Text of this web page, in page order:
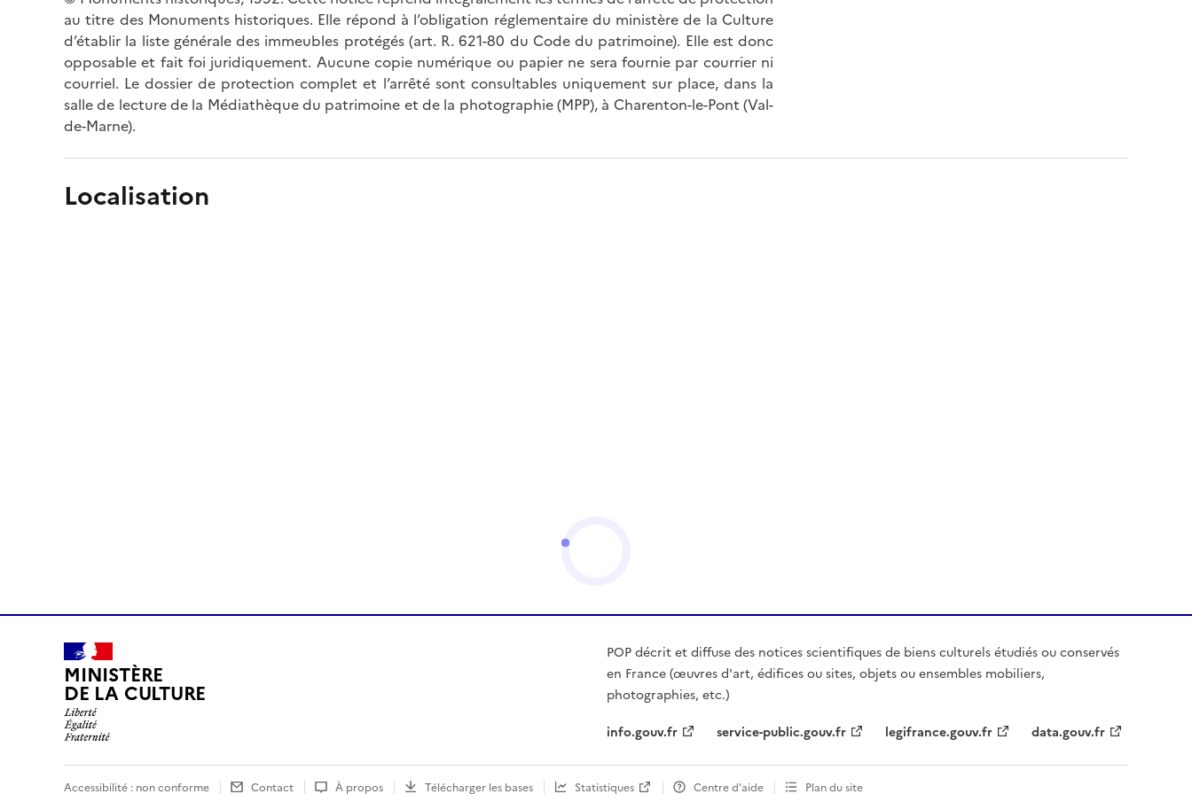
au titre des Monuments historiques. Elle répond à l’obligation réglementaire du ministère de la Culture
d’établir la liste générale des immeubles protégés (art. R. 621-80 du Code du patrimoine). Elle est donc
opposable et fait foi juridiquement. Aucune copie numérique ou papier ne sera fournie par courrier ni
courriel. Le dossier de protection complet et l’arrêté sont consultables uniquement sur place, dans la
salle de lecture de la Médiathèque du patrimoine et de la photographie (MPP), à Charenton-le-Pont (Val-
de-Marne).
Localisation
MINISTÈRE
DE LA CULTURE
POP décrit et diffuse des notices scientifiques de biens culturels étudiés ou conservés
en France (œuvres d'art, édifices ou sites, objets ou ensembles mobiliers,
photographies, etc.)
info.gouv.fr
service-public.gouv.fr legifrance.gouv.fr data.gouv.fr
Accessibilité : non conforme Contact À propos Télécharger les bases Statistiques Centre d’aide Plan du site